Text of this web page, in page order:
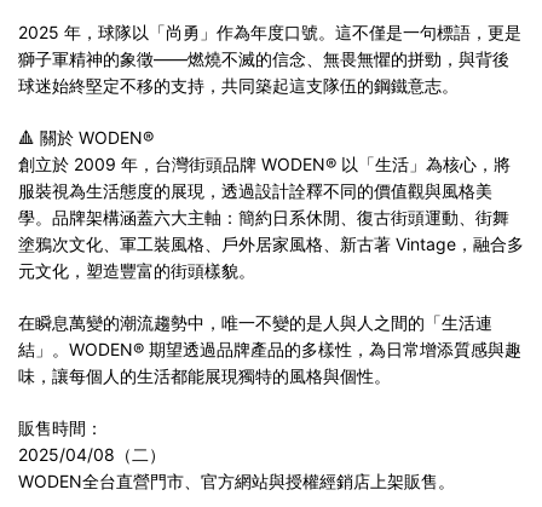
2025 年，球隊以「尚勇」作為年度口號。這不僅是一句標語，更是
獅子軍精神的象徵——燃燒不滅的信念、無畏無懼的拼勁，與背後
球迷始終堅定不移的支持，共同築起這支隊伍的鋼鐵意志。
🔺 關於 WODEN®
創立於 2009 年，台灣街頭品牌 WODEN® 以「生活」為核心，將
服裝視為生活態度的展現，透過設計詮釋不同的價值觀與風格美
學。品牌架構涵蓋六大主軸：簡約日系休閒、復古街頭運動、街舞
塗鴉次文化、軍工裝風格、戶外居家風格、新古著 Vintage，融合多
元文化，塑造豐富的街頭樣貌。
在瞬息萬變的潮流趨勢中，唯一不變的是人與人之間的「生活連
結」。WODEN® 期望透過品牌產品的多樣性，為日常增添質感與趣
味，讓每個人的生活都能展現獨特的風格與個性。
販售時間：
2025/04/08（二）
WODEN全台直營門市、官方網站與授權經銷店上架販售。